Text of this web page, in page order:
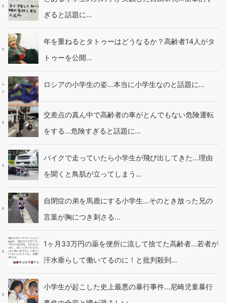
ぎると話題に…
年を重ねるとタトゥーはどうなるか？高齢者14人がタ
トゥーを公開…
ロシアの小学生の姿…本当に小学生なのと話題に…
交差点の真ん中で高齢者の車がとんでもない危険運転
をする…危険すぎると話題に…
バイクで走っていたら小学生が飛び出してきた…理由
を聞くと鳥肌が立ってしまう…
自閉症の弟を馬鹿にする小学生…そのとき放った兄の
言葉が胸につき刺さる…
1ヶ月33万円の薬を便所に流して捨てた高齢者…若者が
汗水垂らして働いてるのに！と批判殺到…
小学生が起こした史上最悪の暴行事件…尼崎児童暴行